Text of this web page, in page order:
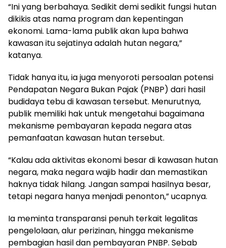
“Ini yang berbahaya. Sedikit demi sedikit fungsi hutan
dikikis atas nama program dan kepentingan
ekonomi. Lama-lama publik akan lupa bahwa
kawasan itu sejatinya adalah hutan negara,”
katanya.
Tidak hanya itu, ia juga menyoroti persoalan potensi
Pendapatan Negara Bukan Pajak (PNBP) dari hasil
budidaya tebu di kawasan tersebut. Menurutnya,
publik memiliki hak untuk mengetahui bagaimana
mekanisme pembayaran kepada negara atas
pemanfaatan kawasan hutan tersebut.
“Kalau ada aktivitas ekonomi besar di kawasan hutan
negara, maka negara wajib hadir dan memastikan
haknya tidak hilang. Jangan sampai hasilnya besar,
tetapi negara hanya menjadi penonton,” ucapnya.
Ia meminta transparansi penuh terkait legalitas
pengelolaan, alur perizinan, hingga mekanisme
pembagian hasil dan pembayaran PNBP. Sebab